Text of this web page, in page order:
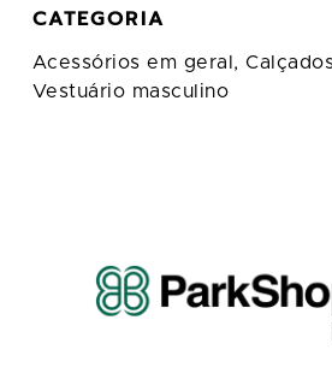
CATEGORIA
Acessórios em geral,
Vestuário masculino